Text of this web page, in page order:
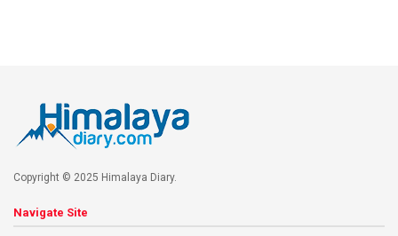
Copyright © 2025 Himalaya Diary.
Navigate Site